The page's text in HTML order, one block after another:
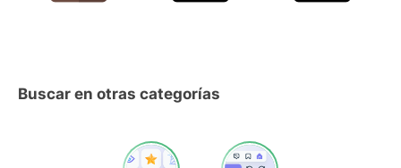
Buscar en otras categorías